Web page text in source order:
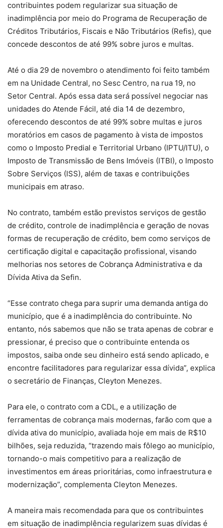
contribuintes podem regularizar sua situação de
inadimplência por meio do Programa de Recuperação de
Créditos Tributários, Fiscais e Não Tributários (Refis), que
concede descontos de até 99% sobre juros e multas.
Até o dia 29 de novembro o atendimento foi feito também
em na Unidade Central, no Sesc Centro, na rua 19, no
Setor Central. Após essa data será possível negociar nas
unidades do Atende Fácil, até dia 14 de dezembro,
oferecendo descontos de até 99% sobre multas e juros
moratórios em casos de pagamento à vista de impostos
como o Imposto Predial e Territorial Urbano (IPTU/ITU), o
Imposto de Transmissão de Bens Imóveis (ITBI), o Imposto
Sobre Serviços (ISS), além de taxas e contribuições
municipais em atraso.
No contrato, também estão previstos serviços de gestão
de crédito, controle de inadimplência e geração de novas
formas de recuperação de crédito, bem como serviços de
certificação digital e capacitação profissional, visando
melhorias nos setores de Cobrança Administrativa e da
Dívida Ativa da Sefin.
“Esse contrato chega para suprir uma demanda antiga do
município, que é a inadimplência do contribuinte. No
entanto, nós sabemos que não se trata apenas de cobrar e
pressionar, é preciso que o contribuinte entenda os
impostos, saiba onde seu dinheiro está sendo aplicado, e
encontre facilitadores para regularizar essa dívida”, explica
o secretário de Finanças, Cleyton Menezes.
Para ele, o contrato com a CDL, e a utilização de
ferramentas de cobrança mais modernas, farão com que a
dívida ativa do município, avaliada hoje em mais de R$10
bilhões, seja reduzida, “trazendo mais fôlego ao município,
tornando-o mais competitivo para a realização de
investimentos em áreas prioritárias, como infraestrutura e
modernização”, complementa Cleyton Menezes.
A maneira mais recomendada para que os contribuintes
em situação de inadimplência regularizem suas dívidas é